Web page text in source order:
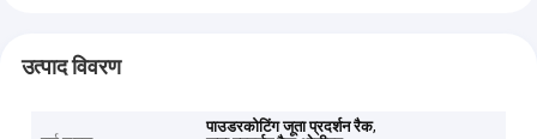
उत्पाद विवरण
पाउडरकोटिंग जूता प्रदर्शन रैक,